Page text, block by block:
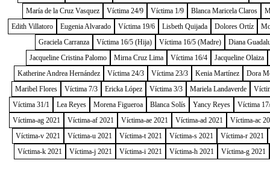
María de la Cruz Vasquez
Víctima 24/9 Víctima 1/9 Blanca Maricela Claros
Edith Villatoro
Eugenia Alvarado Víctima 19/6 Lisbeth Quijada Dolores Ortíz
Graciela Carranza
Víctima 16/5 (Hija) Víctima 16/5 (Madre)
Diana
Jacqueline Cristina Palomo
Mirna Cruz Lima Víctima 16/4
Jacqueline Olaiza
Katherine Andrea Hernández
Víctima 24/3 Víctima 23/3 Kenia Martínez
Dora
Maribel Flores
Víctima 7/3 Ericka López Víctima 3/3 Mariela Landaverde
Víctima 31/1
Lea Reyes Morena Figueroa Blanca Solís Yancy Reyes
Víctima
Víctima-ag 2021
Víctima-af 2021 Víctima-ae 2021 Víctima-ad 2021
Víctima-ac
Víctima-v 2021
Víctima-u 2021 Víctima-t 2021 Víctima-s 2021
Víctima-r 2021
Víctima-k 2021
Víctima-j 2021 Víctima-i 2021 Víctima-h 2021 Víctima-g 2021